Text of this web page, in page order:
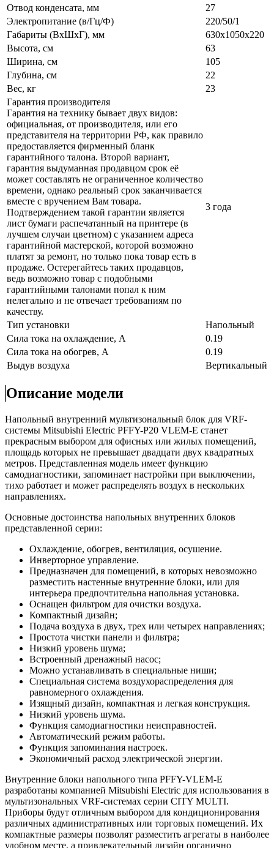
Отвод конденсата, мм
27
Электропитание (в/Гц/Ф)
220/50/1
Габариты (ВxШxГ), мм
630x1050x220
Высота, см
63
Ширина, см
105
Глубина, см
22
Вес, кг
23
Гарантия производителя
Гарантия на технику бывает двух видов:
официальная, от производителя, или его
представителя на территории РФ, как правило
предоставляется фирменный бланк
гарантийного талона. Второй вариант,
гарантия выдуманная продавцом срок её
может составлять не ограниченное количество
времени, однако реальный срок заканчивается
вместе с вручением Вам товара.
Подтверждением такой гарантии является
лист бумаги распечатанный на принтере (в
лучшем случаи цветном) с указанием адреса
гарантийной мастерской, которой возможно
платят за ремонт, но только пока товар есть в
продаже. Остерегайтесь таких продавцов,
ведь возможно товар с подобными
гарантийными талонами попал к ним
нелегально и не отвечает требованиям по
качеству.
3 года
Тип установки
Напольный
Сила тока на охлаждение, А
0.19
Сила тока на обогрев, А
0.19
Выдув воздуха
Вертикальный
Описание модели
Напольный внутренний мультизональный блок для VRF-
системы Mitsubishi Electric PFFY-P20 VLEM-E станет
прекрасным выбором для офисных или жилых помещений,
площадь которых не превышает двадцати двух квадратных
метров. Представленная модель имеет функцию
самодиагностики, запоминает настройки при выключении,
тихо работает и может распределять воздух в нескольких
направлениях.
Основные достоинства напольных внутренних блоков
представленной серии:
Охлаждение, обогрев, вентиляция, осушение.
Инверторное управление.
Предназначен для помещений, в которых невозможно
разместить настенные внутренние блоки, или для
интерьера предпочтительна напольная установка.
Оснащен фильтром для очистки воздуха.
Компактный дизайн;
Подача воздуха в двух, трех или четырех направлениях;
Простота чистки панели и фильтра;
Низкий уровень шума;
Встроенный дренажный насос;
Можно устанавливать в специальные ниши;
Специальная система воздухораспределения для
равномерного охлаждения.
Изящный дизайн, компактная и легкая конструкция.
Низкий уровень шума.
Функция самодиагностики неисправностей.
Автоматический режим работы.
Функция запоминания настроек.
Экономичный расход электрической энергии.
Внутренние блоки напольного типа PFFY-VLEM-E
разработаны компанией Mitsubishi Electric для использования в
мультизональных VRF-системах серии CITY MULTI.
Приборы будут отличным выбором для кондиционирования
различных административных или торговых помещений. Их
компактные размеры позволят разместить агрегаты в наиболее
удобном месте, а привлекательный дизайн органично